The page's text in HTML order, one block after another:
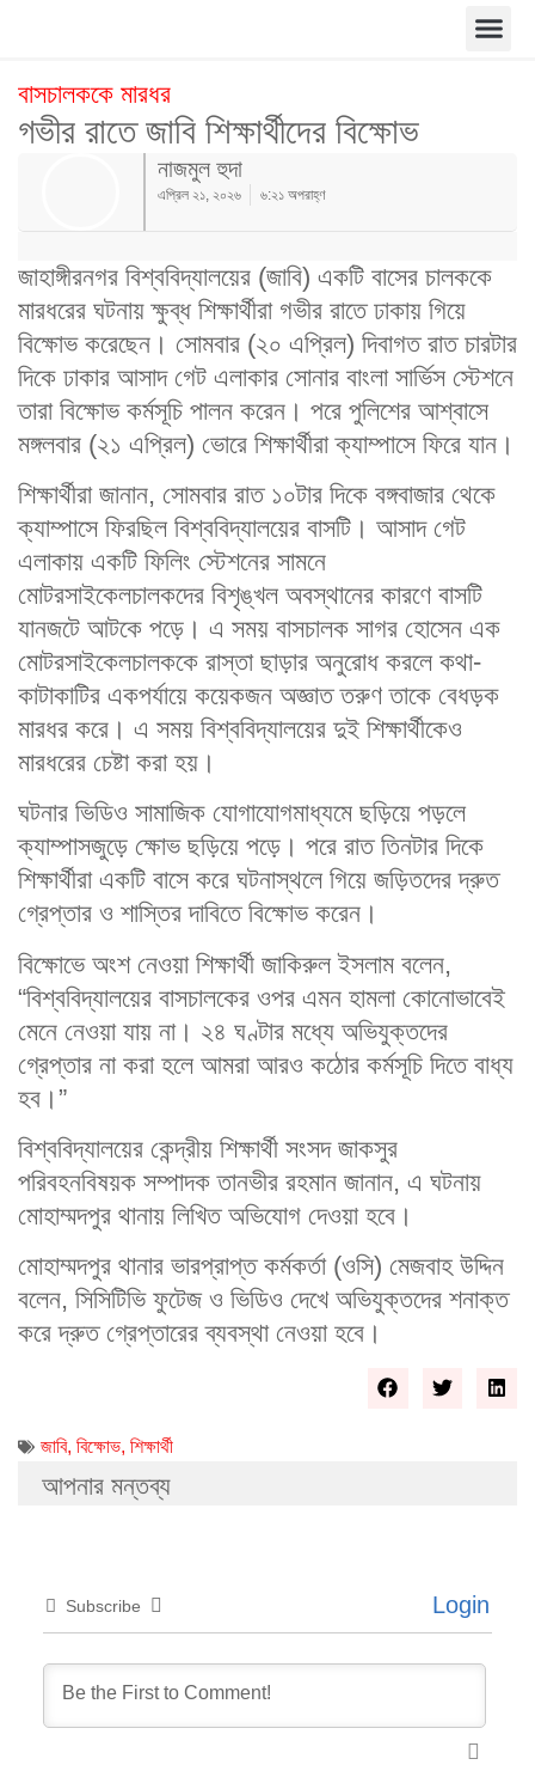
বাসচালককে মারধর
গভীর রাতে জাবি শিক্ষার্থীদের বিক্ষোভ
নাজমুল হুদা
এপ্রিল ২১, ২০২৬ ৬:২১ অপরাহ্ণ
জাহাঙ্গীরনগর বিশ্ববিদ্যালয়ের (জাবি) একটি বাসের চালককে
মারধরের ঘটনায় ক্ষুব্ধ শিক্ষার্থীরা গভীর রাতে ঢাকায় গিয়ে
বিক্ষোভ করেছেন। সোমবার (২০ এপ্রিল) দিবাগত রাত চারটার
দিকে ঢাকার আসাদ গেট এলাকার সোনার বাংলা সার্ভিস স্টেশনে
তারা বিক্ষোভ কর্মসূচি পালন করেন। পরে পুলিশের আশ্বাসে
মঙ্গলবার (২১ এপ্রিল) ভোরে শিক্ষার্থীরা ক্যাম্পাসে ফিরে যান।
শিক্ষার্থীরা জানান, সোমবার রাত ১০টার দিকে বঙ্গবাজার থেকে
ক্যাম্পাসে ফিরছিল বিশ্ববিদ্যালয়ের বাসটি। আসাদ গেট
এলাকায় একটি ফিলিং স্টেশনের সামনে
মোটরসাইকেলচালকদের বিশৃঙ্খল অবস্থানের কারণে বাসটি
যানজটে আটকে পড়ে। এ সময় বাসচালক সাগর হোসেন এক
মোটরসাইকেলচালককে রাস্তা ছাড়ার অনুরোধ করলে কথা-
কাটাকাটির একপর্যায়ে কয়েকজন অজ্ঞাত তরুণ তাকে বেধড়ক
মারধর করে। এ সময় বিশ্ববিদ্যালয়ের দুই শিক্ষার্থীকেও
মারধরের চেষ্টা করা হয়।
ঘটনার ভিডিও সামাজিক যোগাযোগমাধ্যমে ছড়িয়ে পড়লে
ক্যাম্পাসজুড়ে ক্ষোভ ছড়িয়ে পড়ে। পরে রাত তিনটার দিকে
শিক্ষার্থীরা একটি বাসে করে ঘটনাস্থলে গিয়ে জড়িতদের দ্রুত
গ্রেপ্তার ও শাস্তির দাবিতে বিক্ষোভ করেন।
বিক্ষোভে অংশ নেওয়া শিক্ষার্থী জাকিরুল ইসলাম বলেন,
“বিশ্ববিদ্যালয়ের বাসচালকের ওপর এমন হামলা কোনোভাবেই
মেনে নেওয়া যায় না। ২৪ ঘণ্টার মধ্যে অভিযুক্তদের
গ্রেপ্তার না করা হলে আমরা আরও কঠোর কর্মসূচি দিতে বাধ্য
হব।”
বিশ্ববিদ্যালয়ের কেন্দ্রীয় শিক্ষার্থী সংসদ জাকসুর
পরিবহনবিষয়ক সম্পাদক তানভীর রহমান জানান, এ ঘটনায়
মোহাম্মদপুর থানায় লিখিত অভিযোগ দেওয়া হবে।
মোহাম্মদপুর থানার ভারপ্রাপ্ত কর্মকর্তা (ওসি) মেজবাহ উদ্দিন
বলেন, সিসিটিভি ফুটেজ ও ভিডিও দেখে অভিযুক্তদের শনাক্ত
করে দ্রুত গ্রেপ্তারের ব্যবস্থা নেওয়া হবে।
জাবি, বিক্ষোভ, শিক্ষার্থী
আপনার মন্তব্য
Subscribe Login